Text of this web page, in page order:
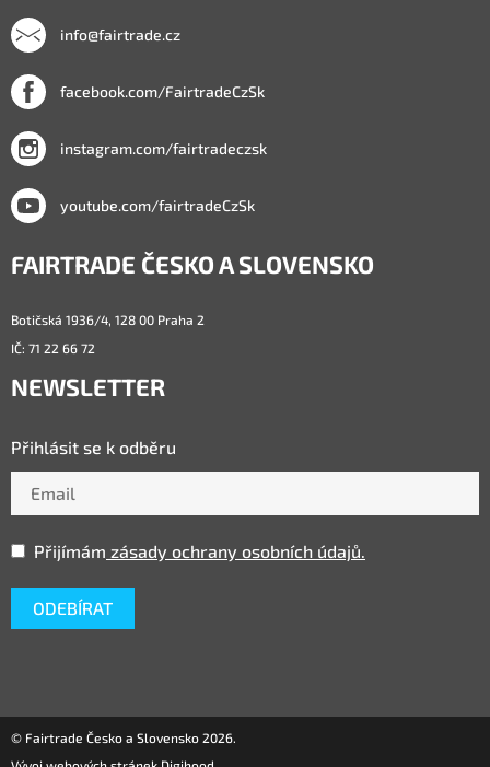
info@fairtrade.cz
facebook.com/FairtradeCzSk
instagram.com/fairtradeczsk
youtube.com/fairtradeCzSk
FAIRTRADE ČESKO A SLOVENSKO
Botičská 1936/4, 128 00 Praha 2
IČ: 71 22 66 72
NEWSLETTER
Přihlásit se k odběru
Přijímám zásady ochrany osobních údajů.
© Fairtrade Česko a Slovensko 2026.